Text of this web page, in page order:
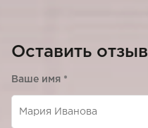
Оставить отзыв
Ваше имя *